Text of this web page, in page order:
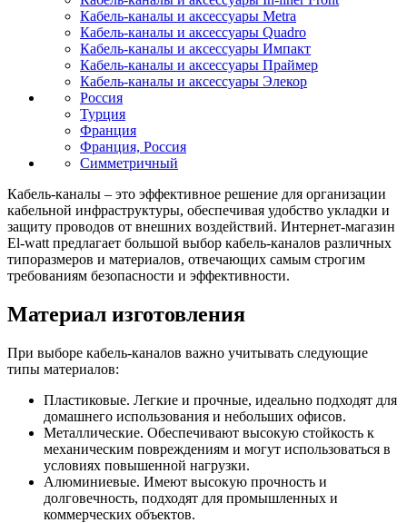
Кабель-каналы и аксессуары Metra
Кабель-каналы и аксессуары Quadro
Кабель-каналы и аксессуары Импакт
Кабель-каналы и аксессуары Праймер
Кабель-каналы и аксессуары Элекор
Россия
Турция
Франция
Франция, Россия
Симметричный
Кабель-каналы – это эффективное решение для организации
кабельной инфраструктуры, обеспечивая удобство укладки и
защиту проводов от внешних воздействий. Интернет-магазин
El-watt предлагает большой выбор кабель-каналов различных
типоразмеров и материалов, отвечающих самым строгим
требованиям безопасности и эффективности.
Материал изготовления
При выборе кабель-каналов важно учитывать следующие
типы материалов:
Пластиковые. Легкие и прочные, идеально подходят для
домашнего использования и небольших офисов.
Металлические. Обеспечивают высокую стойкость к
механическим повреждениям и могут использоваться в
условиях повышенной нагрузки.
Алюминиевые. Имеют высокую прочность и
долговечность, подходят для промышленных и
коммерческих объектов.